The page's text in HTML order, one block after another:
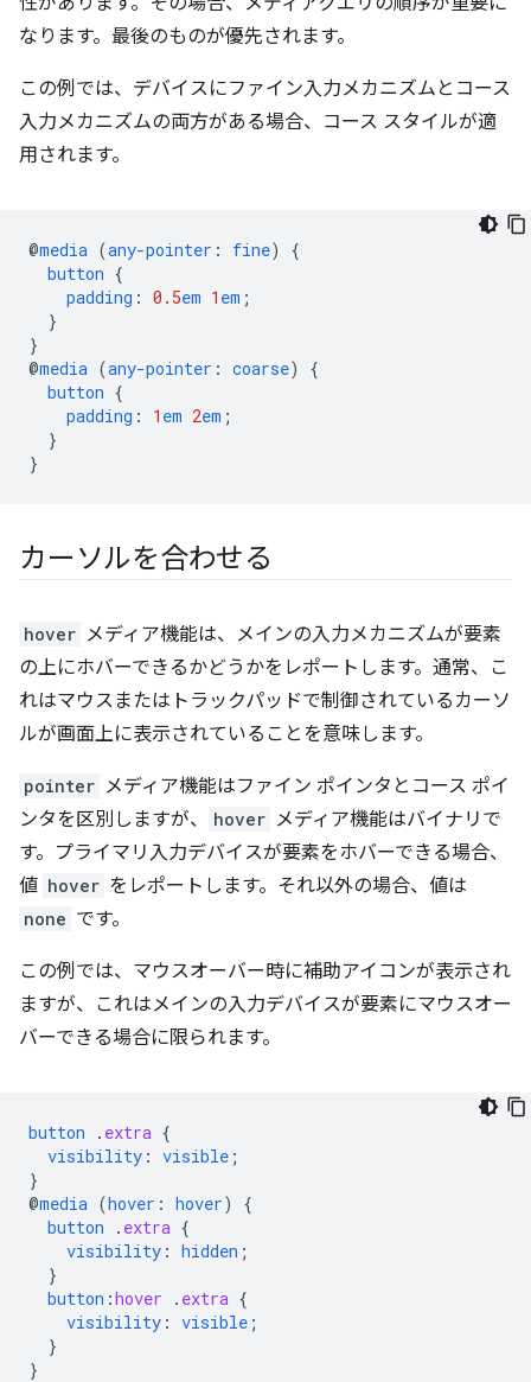
なります。最後のものが優先されます。
この例では、デバイスにファイン入力メカニズムとコース
入力メカニズムの両方がある場合、コース スタイルが適
用されます。
@media (any-pointer : fine)
{
button {
padding : 0.5em 1 em ;
}
}
@media (any-pointer : coarse)
{
button {
padding : 1 em 2em ;
}
}
カーソルを合わせる
hover メディア機能は、メインの入力メカニズムが要素
の上にホバーできるかどうかをレポートします。通常、こ
れはマウスまたはトラックパッドで制御されているカーソ
ルが画面上に表示されていることを意味します。
pointer メディア機能はファイン ポインタとコース ポイ
ンタを区別しますが、
hover メディア機能はバイナリで
す。プライマリ入力デバイスが要素をホバーできる場合、
値 hover をレポートします。それ以外の場合、値は
none です。
この例では、マウスオーバー時に補助アイコンが表示され
ますが、これはメインの入力デバイスが要素にマウスオー
バーできる場合に限られます。
button . extra {
visibility : visible ;
}
@media (hover : hover)
{
button
. extra {
visibility : hidden ;
}
button :hover . extra {
visibility : visible ;
}
}